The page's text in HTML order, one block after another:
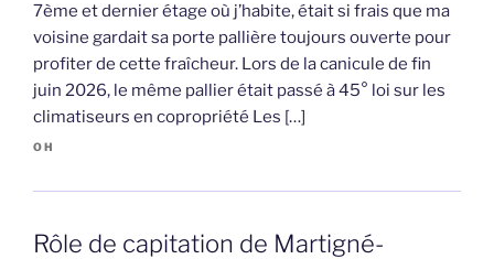
7ème et dernier étage où j’habite, était si frais que ma
voisine gardait sa porte pallière toujours ouverte pour
profiter de cette fraîcheur. Lors de la canicule de fin
juin 2026, le même pallier était passé à 45° loi sur les
climatiseurs en copropriété Les […]
OH
Rôle de capitation de Martigné-